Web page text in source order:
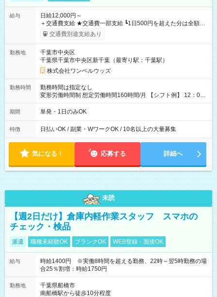
給与
日給12,000円～
＋交通費支給 ★交通費一部支給 ┗1日500円を超えた分は全額支
給！ ※往復500円以内の方は自己負担となります ★日払いOK！
（規定あり） ┗働いたその日に現金GET♪ お仕事後はコンビニ
なし
交通費別途支給あり
勤務地
千葉市中央区
千葉県千葉市中央区新千葉（最寄り駅：千葉駅）
株式会社ワンベルウッズ
勤務時間
勤務時間は指定なし
変形労働時間制 想定労働時間160時間/月 【シフト例】 12：00
～22：00
期間 単発・1日のみOK
特徴 日払いOK / 副業・WワークOK / 10名以上の大量募集
気になる！ 応募する 詳細へ
未読
【週2日だけ】倉庫内軽作業スタッフ スマホの
チェック・検品
派遣 職種未経験OK ブランクOK WEB登録・面接OK
給与
時給1400円 ※実働8時間を超える勤務、22時～翌5時勤務の場
合25％割増：時給1750円
勤務地
千葉県船橋市
南船橋駅から徒歩10分程度